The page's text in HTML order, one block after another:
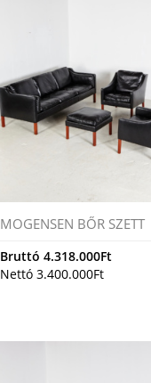
MOGENSEN BŐR SZETT
Bruttó4.318.000Ft
Nettó3.400.000Ft